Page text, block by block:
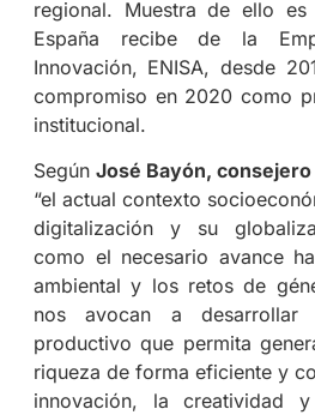
regional. Muestra de ello
España recibe de la
Innovación, ENISA, desde
compromiso en 2020 como
institucional.
SegúnJosé Bayón,
“el actual contexto
digitalización y su
como el necesario avance
ambiental y los retos de
nos avocan a desarrollar
productivo que permita
riqueza de forma eficiente y
innovación, la creatividad